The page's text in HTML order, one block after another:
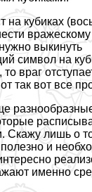
на кубиках
выкинуть
символ на
враг
так вот все
Скажу лишь о
полезно и
именно